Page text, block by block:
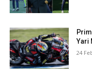
Yari
24